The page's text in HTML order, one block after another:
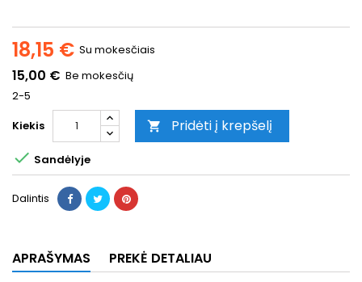
18,15 € Su mokesčiais
15,00 € Be mokesčių
2-5
Kiekis
 Pridėti į krepšelį
 Sandėlyje
Dalintis
APRAŠYMAS PREKĖ DETALIAU